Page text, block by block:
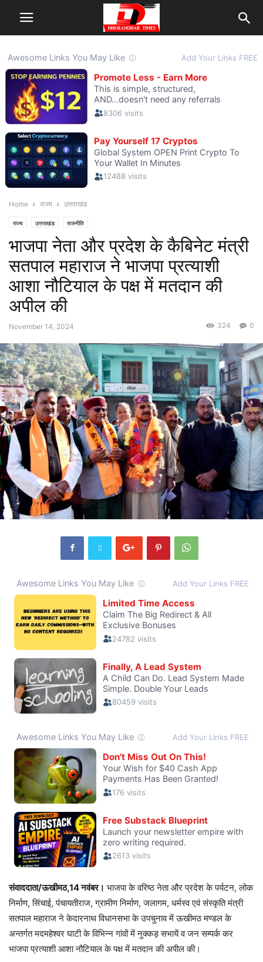
Home राज्य उत्तराखंड
राज्य उत्तराखंड राजनीति
भाजपा नेता और प्रदेश के कैबिनेट मंत्री
सतपाल महाराज ने भाजपा प्रत्याशी
आशा नौटियाल के पक्ष में मतदान की
अपील की
November 14, 2024 0
324
संवाददाता/ऊखीमठ,14 नवंबर। भाजपा के वरिष्ठ नेता और प्रदेश के पर्यटन, लोक
निर्माण, सिंचाई, पंचायतीराज, ग्रामीण निर्माण, जलागम, धर्मस्व एवं संस्कृति मंत्री
सतपाल महाराज ने केदारनाथ विधानसभा के उपचुनाव में ऊखीमठ मण्डल के
अन्तर्गत मदमहेश्वर घाटी के विभिन्न गांवों में नुक्कड़ सभायें व जन सम्पर्क कर
भाजपा प्रत्याशी आशा नौटियाल के पक्ष में मतदान की अपील की।